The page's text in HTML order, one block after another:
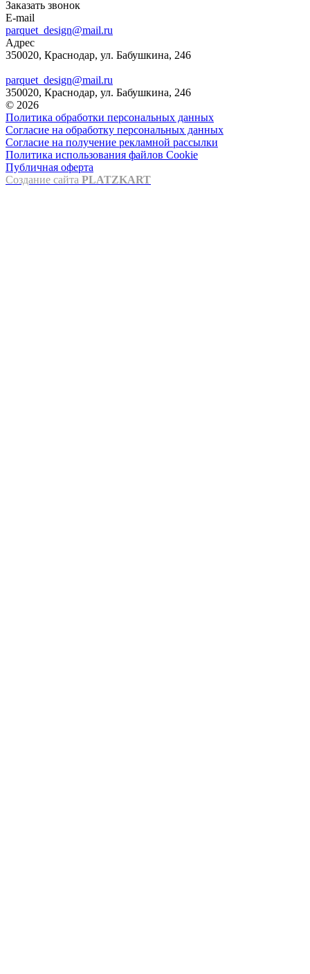
Заказать звонок
E-mail
parquet_design@mail.ru
Адрес
350020, Краснодар, ул. Бабушкина, 246
parquet_design@mail.ru
350020, Краснодар, ул. Бабушкина, 246
© 2026
Политика обработки персональных данных
Согласие на обработку персональных данных
Согласие на получение рекламной рассылки
Политика использования файлов Cookie
Публичная оферта
Создание сайта PLATZKART